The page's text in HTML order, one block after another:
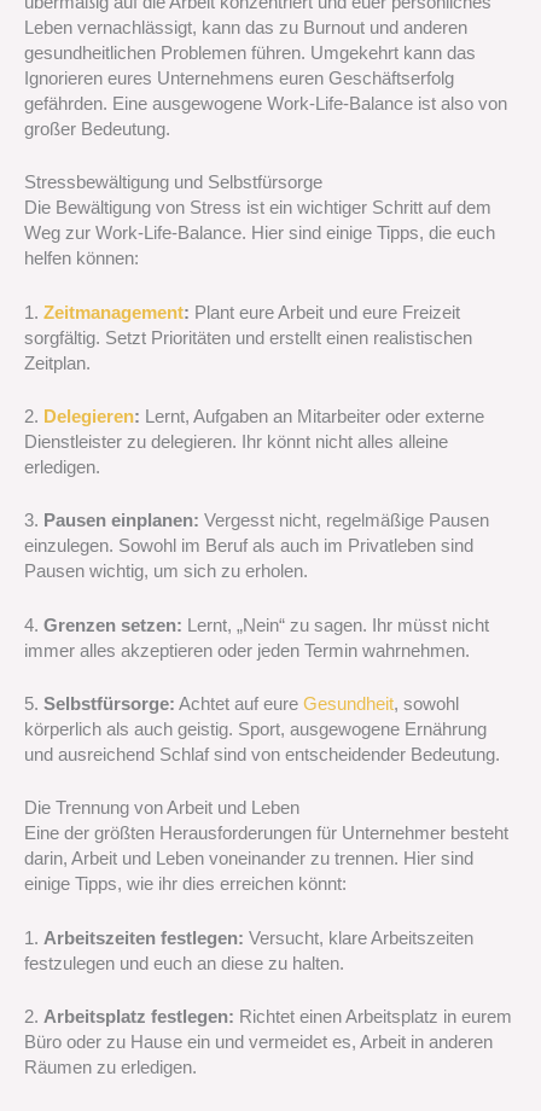
Leben vernachlässigt, kann das zu Burnout und anderen
gesundheitlichen Problemen führen. Umgekehrt kann das
Ignorieren eures Unternehmens euren Geschäftserfolg
gefährden. Eine ausgewogene Work-Life-Balance ist also von
großer Bedeutung.
Stressbewältigung und Selbstfürsorge
Die Bewältigung von Stress ist ein wichtiger Schritt auf dem
Weg zur Work-Life-Balance. Hier sind einige Tipps, die euch
helfen können:
1. Zeitmanagement: Plant eure Arbeit und eure Freizeit
sorgfältig. Setzt Prioritäten und erstellt einen realistischen
Zeitplan.
2. Delegieren: Lernt, Aufgaben an Mitarbeiter oder externe
Dienstleister zu delegieren. Ihr könnt nicht alles alleine
erledigen.
3. Pausen einplanen: Vergesst nicht, regelmäßige Pausen
einzulegen. Sowohl im Beruf als auch im Privatleben sind
Pausen wichtig, um sich zu erholen.
4. Grenzen setzen: Lernt, „Nein“ zu sagen. Ihr müsst nicht
immer alles akzeptieren oder jeden Termin wahrnehmen.
5. Selbstfürsorge: Achtet auf eure Gesundheit, sowohl
körperlich als auch geistig. Sport, ausgewogene Ernährung
und ausreichend Schlaf sind von entscheidender Bedeutung.
Die Trennung von Arbeit und Leben
Eine der größten Herausforderungen für Unternehmer besteht
darin, Arbeit und Leben voneinander zu trennen. Hier sind
einige Tipps, wie ihr dies erreichen könnt:
1. Arbeitszeiten festlegen: Versucht, klare Arbeitszeiten
festzulegen und euch an diese zu halten.
2. Arbeitsplatz festlegen: Richtet einen Arbeitsplatz in eurem
Büro oder zu Hause ein und vermeidet es, Arbeit in anderen
Räumen zu erledigen.